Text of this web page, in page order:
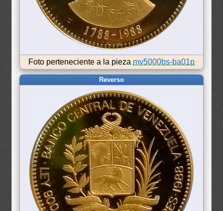
Foto perteneciente a la pieza mv5000bs-ba01p
Reverso